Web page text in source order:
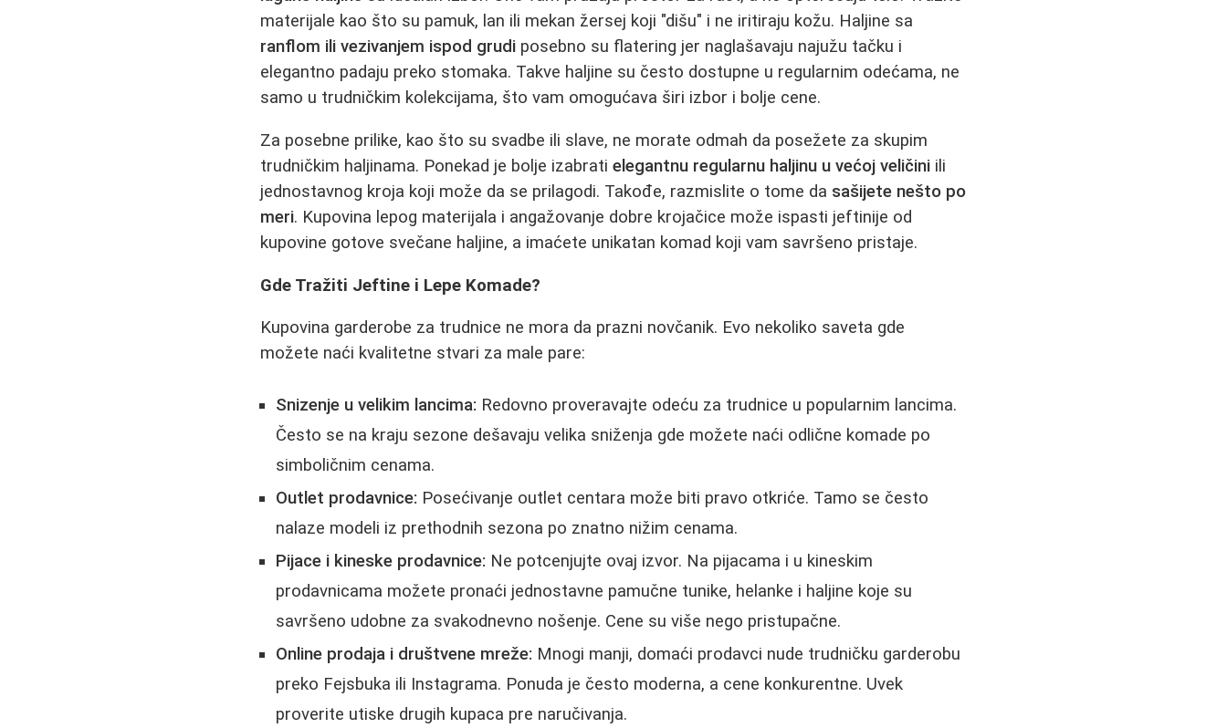
materijale kao što su pamuk, lan ili mekan žersej koji "dišu" i ne iritiraju kožu. Haljine sa
ranflom ili vezivanjem ispod grudi posebno su flatering jer naglašavaju najužu tačku i
elegantno padaju preko stomaka. Takve haljine su često dostupne u regularnim odećama, ne
samo u trudničkim kolekcijama, što vam omogućava širi izbor i bolje cene.
Za posebne prilike, kao što su svadbe ili slave, ne morate odmah da posežete za skupim
trudničkim haljinama. Ponekad je bolje izabratielegantnu regularnu haljinu u većoj veličini ili
jednostavnog kroja koji može da se prilagodi. Takođe, razmislite o tome da sašijete nešto po
meri. Kupovina lepog materijala i angažovanje dobre krojačice može ispasti jeftinije od
kupovine gotove svečane haljine, a imaćete unikatan komad koji vam savršeno pristaje.
Gde Tražiti Jeftine i Lepe Komade?
Kupovina garderobe za trudnice ne mora da prazni novčanik. Evo nekoliko saveta gde
možete naći kvalitetne stvari za male pare:
Snizenje u velikim lancima: Redovno proveravajte odeću za trudnice u popularnim lancima.
Često se na kraju sezone dešavaju velika sniženja gde možete naći odlične komade po
simboličnim cenama.
Outlet prodavnice: Posećivanje outlet centara može biti pravo otkriće. Tamo se često
nalaze modeli iz prethodnih sezona po znatno nižim cenama.
Pijace i kineske prodavnice: Ne potcenjujte ovaj izvor. Na pijacama i u kineskim
prodavnicama možete pronaći jednostavne pamučne tunike, helanke i haljine koje su
savršeno udobne za svakodnevno nošenje. Cene su više nego pristupačne.
Online prodaja i društvene mreže: Mnogi manji, domaći prodavci nude trudničku garderobu
preko Fejsbuka ili Instagrama. Ponuda je često moderna, a cene konkurentne. Uvek
proverite utiske drugih kupaca pre naručivanja.